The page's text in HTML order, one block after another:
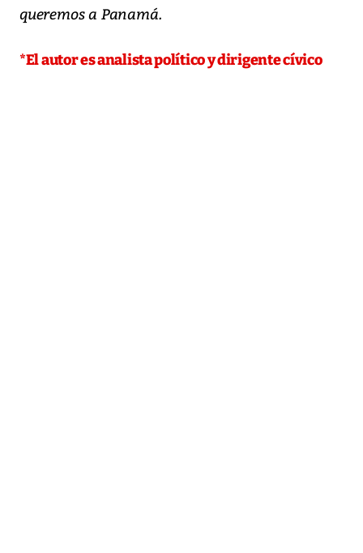
queremos a Panamá.
*El autor es analista político y dirigente cívico